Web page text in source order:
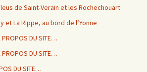
de Saint-Verain et les Rochechouart
et La Rippe, au bord de l’Yonne
PROPOS DU SITE…
PROPOS DU SITE…
DU SITE…